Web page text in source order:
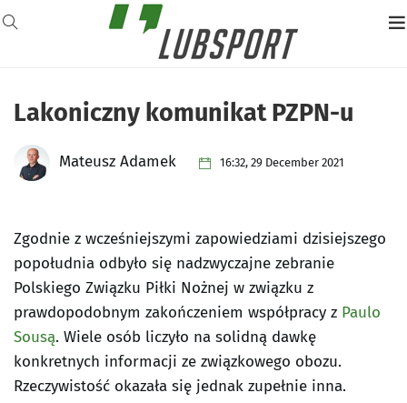
Lakoniczny komunikat PZPN-u
Mateusz Adamek 16:32, 29 December 2021
Zgodnie z wcześniejszymi zapowiedziami dzisiejszego
popołudnia odbyło się nadzwyczajne zebranie
Polskiego Związku Piłki Nożnej w związku z
prawdopodobnym zakończeniem współpracy z Paulo
Sousą. Wiele osób liczyło na solidną dawkę
konkretnych informacji ze związkowego obozu.
Rzeczywistość okazała się jednak zupełnie inna.